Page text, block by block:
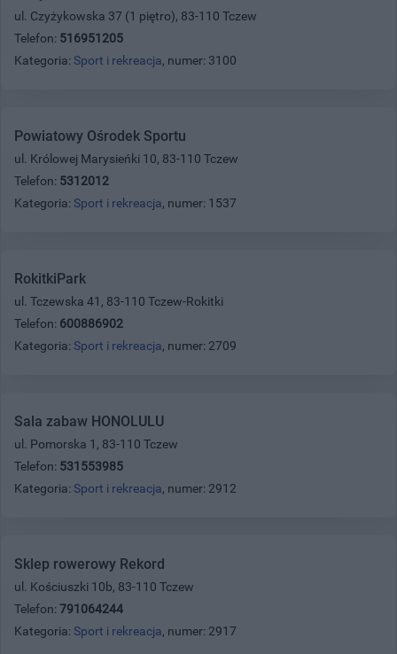
ul. Czyżykowska 37 (1 piętro), 83-110 Tczew
Telefon: 516951205
Kategoria: Sport i rekreacja, numer: 3100
Powiatowy Ośrodek Sportu
ul. Królowej Marysieńki 10, 83-110 Tczew
Telefon: 5312012
Kategoria: Sport i rekreacja, numer: 1537
RokitkiPark
ul. Tczewska 41, 83-110 Tczew-Rokitki
Telefon: 600886902
Kategoria: Sport i rekreacja, numer: 2709
Sala zabaw HONOLULU
ul. Pomorska 1, 83-110 Tczew
Telefon: 531553985
Kategoria: Sport i rekreacja, numer: 2912
Sklep rowerowy Rekord
ul. Kościuszki 10b, 83-110 Tczew
Telefon: 791064244
Kategoria: Sport i rekreacja, numer: 2917